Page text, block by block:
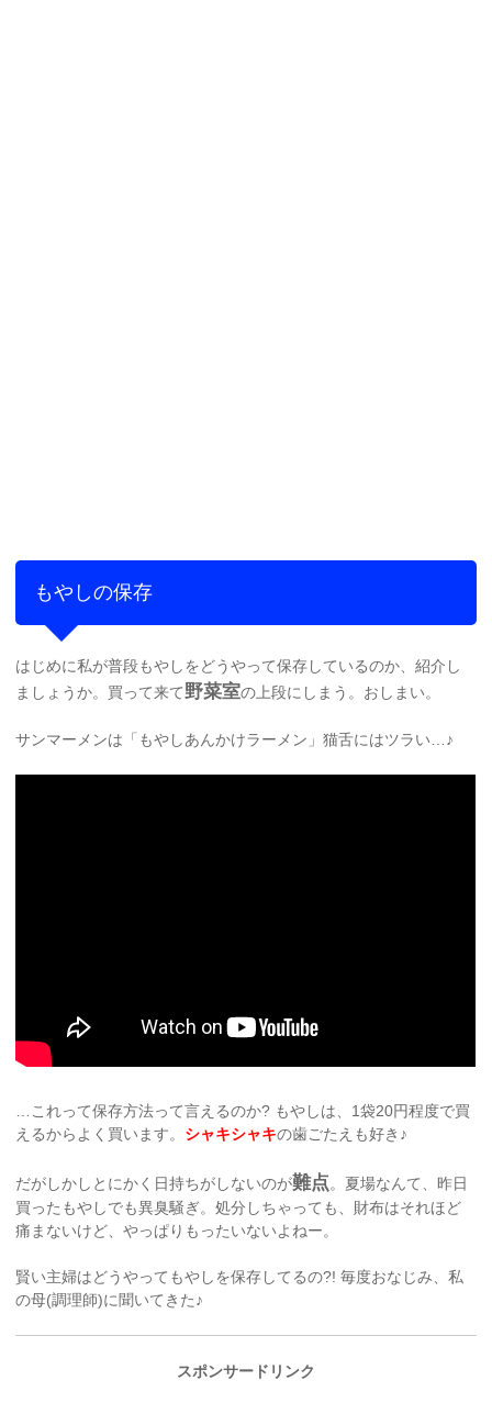
もやしの保存
はじめに私が普段もやしをどうやって保存しているのか、紹介し
ましょうか。買って来て野菜室の上段にしまう。おしまい。
サンマーメンは「もやしあんかけラーメン」猫舌にはツラい…♪
…これって保存方法って言えるのか? もやしは、1袋20円程度で買
えるからよく買います。 シャキシャキの歯ごたえも好き♪
だがしかしとにかく日持ちがしないのが難点。夏場なんて、昨日
買ったもやしでも異臭騒ぎ。処分しちゃっても、財布はそれほど
痛まないけど、やっぱりもったいないよねー。
賢い主婦はどうやってもやしを保存してるの?! 毎度おなじみ、私
の母(調理師)に聞いてきた♪
スポンサードリンク